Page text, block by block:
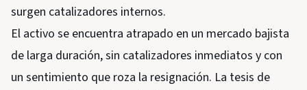
surgen catalizadores internos.
El activo se encuentra atrapado en un mercado bajista
de larga duración, sin catalizadores inmediatos y con
un sentimiento que roza la resignación. La tesis de